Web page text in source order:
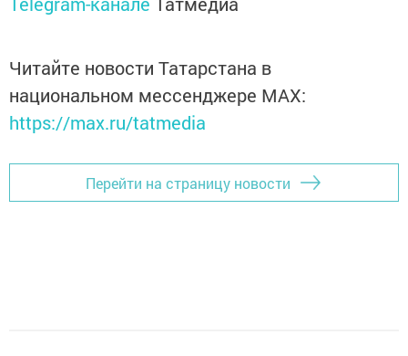
Читайте новости Татарстана в
национальном мессенджере MАХ:
https://max.ru/tatmedia
Перейти на страницу новости